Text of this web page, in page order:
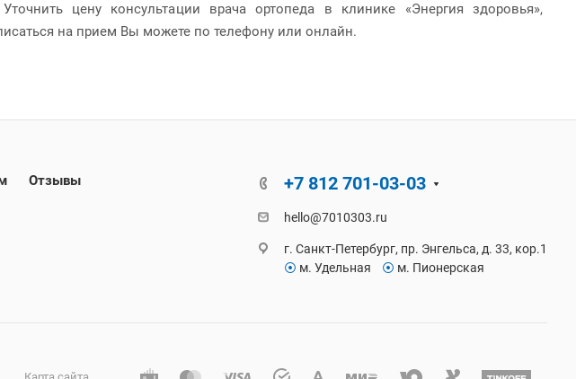
цену консультации врача ортопеда в клинике «Энергия здоровья»,
на прием Вы можете по телефону или онлайн.
Отзывы +7 812 701-03-03
hello@7010303.ru
г. Санкт-Петербург, пр. Энгельса, д. 33, кор.1
⦿ м. Удельная ⦿ м. Пионерская
Карта сайта